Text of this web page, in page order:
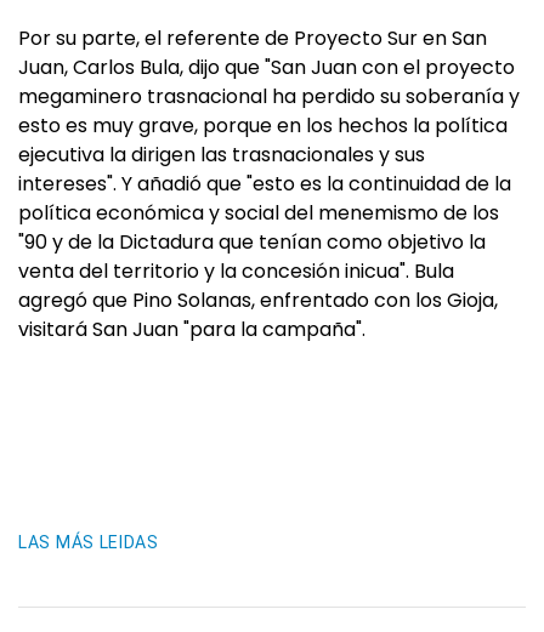
Por su parte, el referente de Proyecto Sur en San
Juan, Carlos Bula, dijo que "San Juan con el proyecto
megaminero trasnacional ha perdido su soberanía y
esto es muy grave, porque en los hechos la política
ejecutiva la dirigen las trasnacionales y sus
intereses". Y añadió que "esto es la continuidad de la
política económica y social del menemismo de los
"90 y de la Dictadura que tenían como objetivo la
venta del territorio y la concesión inicua". Bula
agregó que Pino Solanas, enfrentado con los Gioja,
visitará San Juan "para la campaña".
LAS MÁS LEIDAS